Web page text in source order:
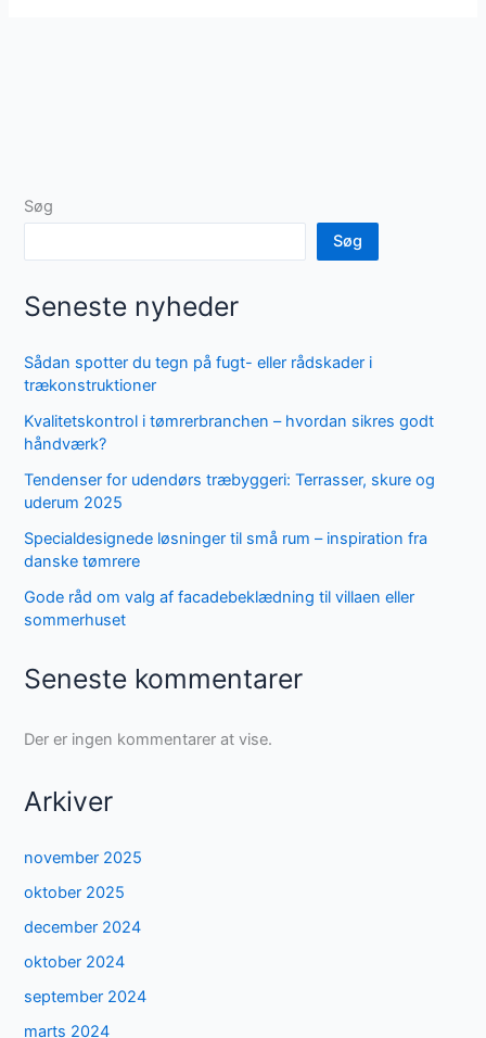
Søg
Søg
Seneste nyheder
Sådan spotter du tegn på fugt- eller rådskader i
trækonstruktioner
Kvalitetskontrol i tømrerbranchen – hvordan sikres godt
håndværk?
Tendenser for udendørs træbyggeri: Terrasser, skure og
uderum 2025
Specialdesignede løsninger til små rum – inspiration fra
danske tømrere
Gode råd om valg af facadebeklædning til villaen eller
sommerhuset
Seneste kommentarer
Der er ingen kommentarer at vise.
Arkiver
november 2025
oktober 2025
december 2024
oktober 2024
september 2024
marts 2024